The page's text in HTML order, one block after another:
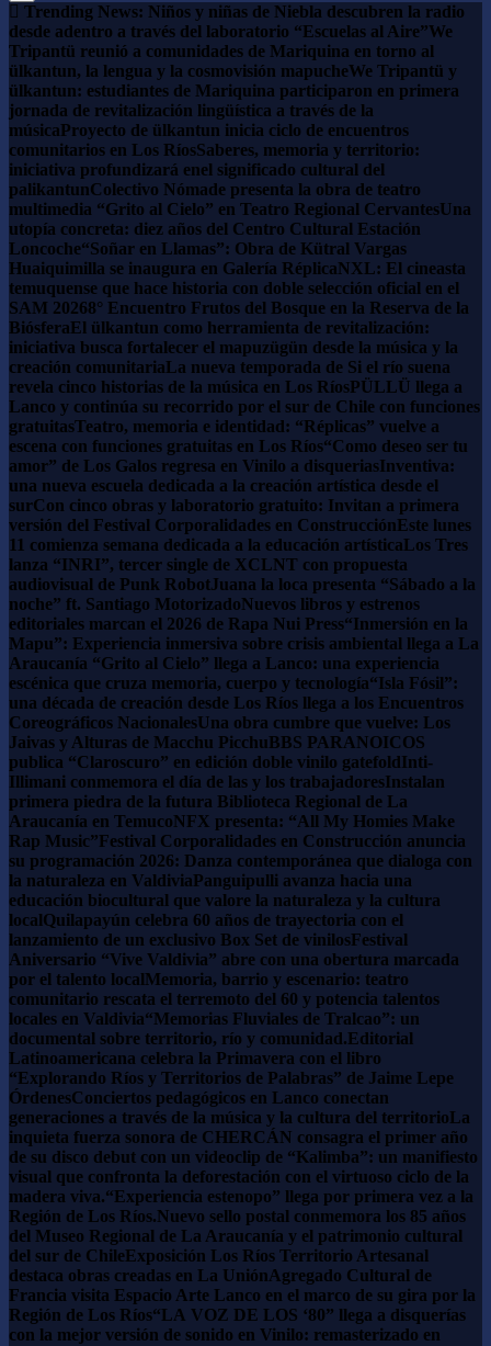
Trending News: Niños y niñas de Niebla descubren la radio
desde adentro a través del laboratorio “Escuelas al Aire”We
Tripantü reunió a comunidades de Mariquina en torno al
ülkantun, la lengua y la cosmovisión mapucheWe Tripantü y
ülkantun: estudiantes de Mariquina participaron en primera
jornada de revitalización lingüística a través de la
músicaProyecto de ülkantun inicia ciclo de encuentros
comunitarios en Los RíosSaberes, memoria y territorio:
iniciativa profundizará enel significado cultural del
palikantunColectivo Nómade presenta la obra de teatro
multimedia “Grito al Cielo” en Teatro Regional CervantesUna
utopía concreta: diez años del Centro Cultural Estación
Loncoche“Soñar en Llamas”: Obra de Kütral Vargas
Huaiquimilla se inaugura en Galería RéplicaNXL: El cineasta
temuquense que hace historia con doble selección oficial en el
SAM 20268° Encuentro Frutos del Bosque en la Reserva de la
BiósferaEl ülkantun como herramienta de revitalización:
iniciativa busca fortalecer el mapuzügün desde la música y la
creación comunitariaLa nueva temporada de Si el río suena
revela cinco historias de la música en Los RíosPÜLLÜ llega a
Lanco y continúa su recorrido por el sur de Chile con funciones
gratuitasTeatro, memoria e identidad: “Réplicas” vuelve a
escena con funciones gratuitas en Los Ríos“Como deseo ser tu
amor” de Los Galos regresa en Vinilo a disqueriasInventiva:
una nueva escuela dedicada a la creación artística desde el
surCon cinco obras y laboratorio gratuito: Invitan a primera
versión del Festival Corporalidades en ConstrucciónEste lunes
11 comienza semana dedicada a la educación artísticaLos Tres
lanza “INRI”, tercer single de XCLNT con propuesta
audiovisual de Punk RobotJuana la loca presenta “Sábado a la
noche” ft. Santiago MotorizadoNuevos libros y estrenos
editoriales marcan el 2026 de Rapa Nui Press“Inmersión en la
Mapu”: Experiencia inmersiva sobre crisis ambiental llega a La
Araucanía “Grito al Cielo” llega a Lanco: una experiencia
escénica que cruza memoria, cuerpo y tecnología“Isla Fósil”:
una década de creación desde Los Ríos llega a los Encuentros
Coreográficos NacionalesUna obra cumbre que vuelve: Los
Jaivas y Alturas de Macchu PicchuBBS PARANOICOS
publica “Claroscuro” en edición doble vinilo gatefoldInti-
Illimani conmemora el día de las y los trabajadoresInstalan
primera piedra de la futura Biblioteca Regional de La
Araucanía en TemucoNFX presenta: “All My Homies Make
Rap Music”Festival Corporalidades en Construcción anuncia
su programación 2026: Danza contemporánea que dialoga con
la naturaleza en ValdiviaPanguipulli avanza hacia una
educación biocultural que valore la naturaleza y la cultura
localQuilapayún celebra 60 años de trayectoria con el
lanzamiento de un exclusivo Box Set de vinilosFestival
Aniversario “Vive Valdivia” abre con una obertura marcada
por el talento localMemoria, barrio y escenario: teatro
comunitario rescata el terremoto del 60 y potencia talentos
locales en Valdivia“Memorias Fluviales de Tralcao”: un
documental sobre territorio, río y comunidad.Editorial
Latinoamericana celebra la Primavera con el libro
“Explorando Ríos y Territorios de Palabras” de Jaime Lepe
ÓrdenesConciertos pedagógicos en Lanco conectan
generaciones a través de la música y la cultura del territorioLa
inquieta fuerza sonora de CHERCÁN consagra el primer año
de su disco debut con un videoclip de “Kalimba”: un manifiesto
visual que confronta la deforestación con el virtuoso ciclo de la
madera viva.“Experiencia estenopo” llega por primera vez a la
Región de Los Ríos.Nuevo sello postal conmemora los 85 años
del Museo Regional de La Araucanía y el patrimonio cultural
del sur de ChileExposición Los Ríos Territorio Artesanal
destaca obras creadas en La UniónAgregado Cultural de
Francia visita Espacio Arte Lanco en el marco de su gira por la
Región de Los Ríos“LA VOZ DE LOS ‘80” llega a disquerías
con la mejor versión de sonido en Vinilo: remasterizado en